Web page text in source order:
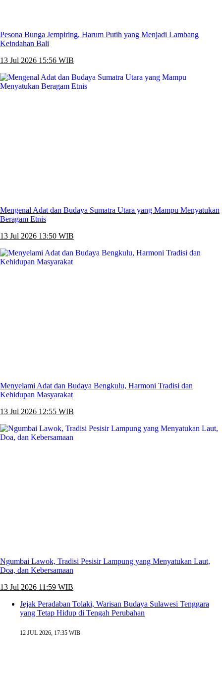
Pesona Bunga Jempiring, Harum Putih yang Menjadi Lambang
Keindahan Bali
13 Jul 2026 15:56 WIB
Mengenal Adat dan Budaya Sumatra Utara yang Mampu Menyatukan
Beragam Etnis
13 Jul 2026 13:50 WIB
Menyelami Adat dan Budaya Bengkulu, Harmoni Tradisi dan
Kehidupan Masyarakat
13 Jul 2026 12:55 WIB
Ngumbai Lawok, Tradisi Pesisir Lampung yang Menyatukan Laut,
Doa, dan Kebersamaan
13 Jul 2026 11:59 WIB
Jejak Peradaban Tolaki, Warisan Budaya Sulawesi Tenggara
yang Tetap Hidup di Tengah Perubahan
12 JUL 2026, 17:35 WIB